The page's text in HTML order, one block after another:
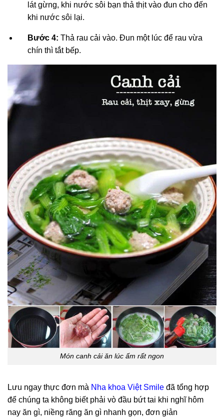
lát gừng, khi nước sôi bạn thả thịt vào đun cho đến
khi nước sôi lại.
Bước 4: Thả rau cải vào. Đun một lúc để rau vừa
chín thì tắt bếp.
Món canh cải ăn lúc ấm rất ngon
Lưu ngay thực đơn mà Nha khoa Việt Smile đã tổng hợp
để chúng ta không biết phải vò đầu bứt tai khi nghĩ hôm
nay ăn gì, niềng răng ăn gì nhanh gọn, đơn giản